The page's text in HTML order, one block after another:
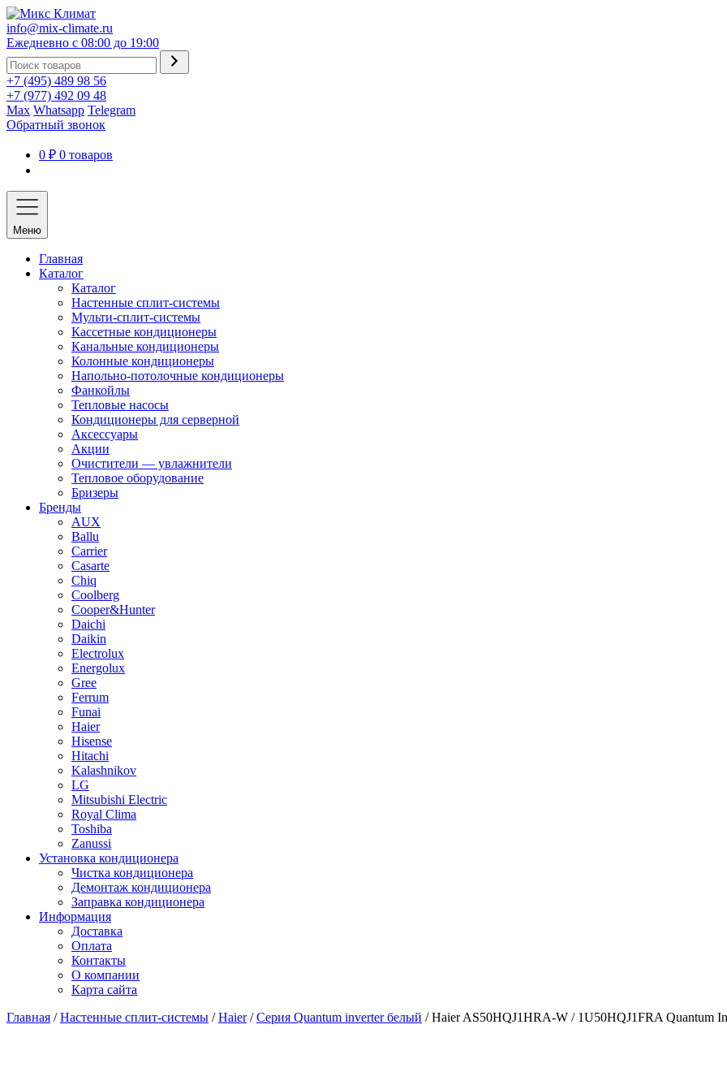
info@mix-climate.ru
Ежедневно с 08:00 до 19:00
+7 (495) 489 98 56
+7 (977) 492 09 48
Max Whatsapp Telegram
Обратный звонок
0 ₽ 0 товаров
Меню
Главная
Каталог
Каталог
Настенные сплит-системы
Мульти-сплит-системы
Кассетные кондиционеры
Канальные кондиционеры
Колонные кондиционеры
Напольно-потолочные кондиционеры
Фанкойлы
Тепловые насосы
Кондиционеры для серверной
Аксессуары
Акции
Очистители — увлажнители
Тепловое оборудование
Бризеры
Бренды
AUX
Ballu
Carrier
Casarte
Chiq
Coolberg
Cooper&Hunter
Daichi
Daikin
Electrolux
Energolux
Gree
Ferrum
Funai
Haier
Hisense
Hitachi
Kalashnikov
LG
Mitsubishi Electric
Royal Clima
Toshiba
Zanussi
Установка кондиционера
Чистка кондиционера
Демонтаж кондиционера
Заправка кондиционера
Информация
Доставка
Оплата
Контакты
О компании
Карта сайта
Главная /Настенные сплит-системы /Haier/Серия Quantum inverter белый / Haier AS50HQJ1HRA-W / 1U50HQJ1FRA Quantum